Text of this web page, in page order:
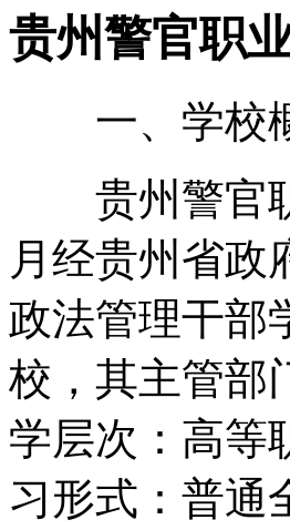
贵州警官职
一、学校
贵州警官职
月经贵州省政
政法管理干部
校，其主管部
学层次：高等
习形式：普通